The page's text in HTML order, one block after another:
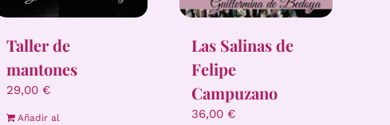
Taller de
mantones
29,00 €
Añadir al
Las Salinas de
Felipe
Campuzano
36,00 €